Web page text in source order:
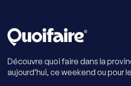
Découvre quoi faire dans la
aujourd’hui, ce weekend ou pour